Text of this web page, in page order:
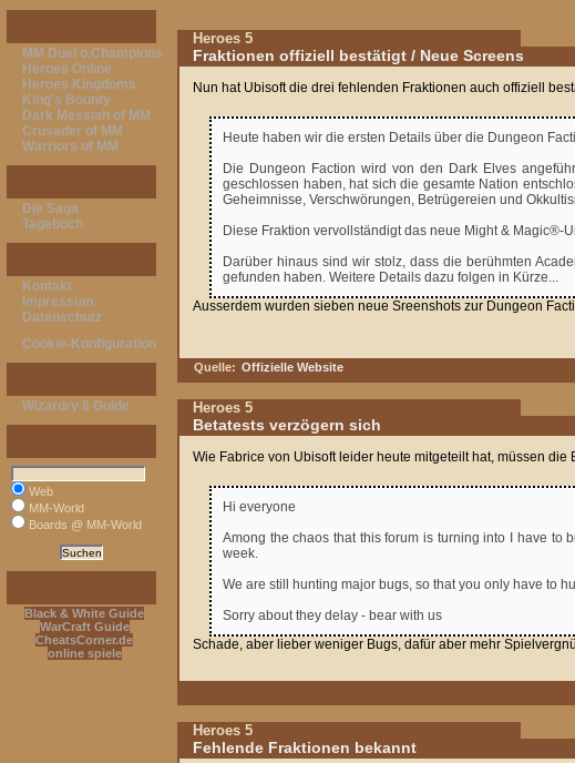
MM Duel o.Champions
Heroes Online
Heroes Kingdoms
King's Bounty
Dark Messiah of MM
Crusader of MM
Warriors of MM
Die Saga
Tagebuch
Kontakt
Impressum
Datenschutz
Cookie-Konfiguration
Wizardry 8 Guide
Web
MM-World
Boards @ MM-World
Black & White Guide
WarCraft Guide
CheatsCorner.de
online spiele
Heroes 5
Fraktionen offiziell bestätigt / Neue Screens
Nun hat Ubisoft die drei fehlenden Fraktionen auch offiziell
Heute haben wir die ersten Details über die Dungeon
Die Dungeon Faction wird von den Dark Elves
geschlossen haben, hat sich die gesamte Nation
Geheimnisse, Verschwörungen, Betrügereien und
Diese Fraktion vervollständigt das neue Might &
Darüber hinaus sind wir stolz, dass die berühmten
gefunden haben. Weitere Details dazu folgen in Kürze...
Ausserdem wurden sieben neue Sreenshots zur Dungeon
Quelle: Offizielle Website
Heroes 5
Betatests verzögern sich
Wie Fabrice von Ubisoft leider heute mitgeteilt hat, müssen
Hi everyone
Among the chaos that this forum is turning into I have to
week.
We are still hunting major bugs, so that you only have to
Sorry about they delay - bear with us
Schade, aber lieber weniger Bugs, dafür aber mehr
Heroes 5
Fehlende Fraktionen bekannt